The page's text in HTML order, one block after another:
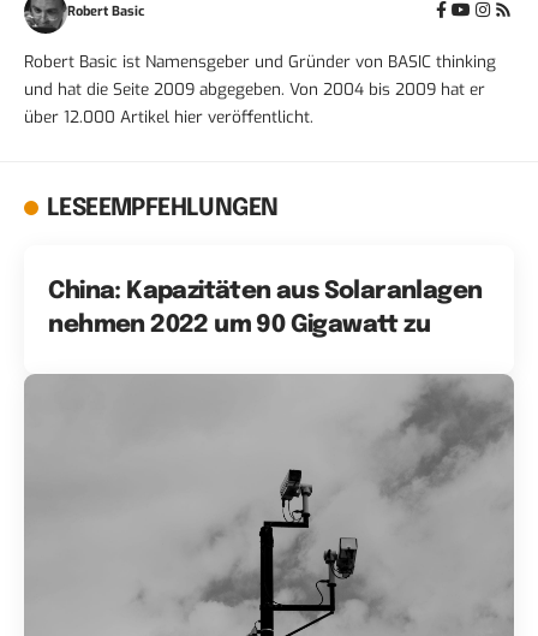
Robert Basic
Robert Basic ist Namensgeber und Gründer von BASIC thinking
und hat die Seite 2009 abgegeben. Von 2004 bis 2009 hat er
über 12.000 Artikel hier veröffentlicht.
LESEEMPFEHLUNGEN
China: Kapazitäten aus Solaranlagen
nehmen 2022 um 90 Gigawatt zu